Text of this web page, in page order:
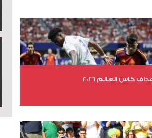
كاس العالم 2026
عدد المشاهدات 2023